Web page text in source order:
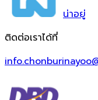
น่าอยู่
ติดต่อเราได้ที่